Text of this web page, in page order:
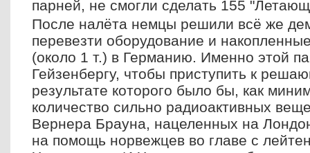
парней, не смогли сделать 155
После налёта немцы решили всё же
перевезти оборудование и
(около 1 т.) в Германию. Именно этой
Гейзенбергу, чтобы приступить к
результате которого было бы, как
количество сильно радиоактивных
Вернера Брауна, нацеленных на
на помощь норвежцев во главе с